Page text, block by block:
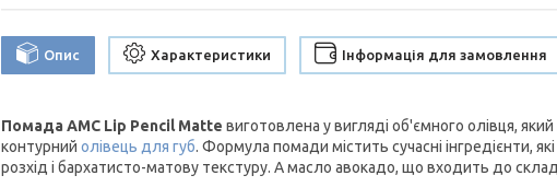
Опис Характеристики Інформація для замовлення
Помада AMC Lip Pencil Matte виготовлена у вигляді об'ємного олівця,
контурний олівець для губ. Формула помади містить сучасні інгредієнти,
розхід і бархатисто-матову текстуру. А масло авокадо, що входить до